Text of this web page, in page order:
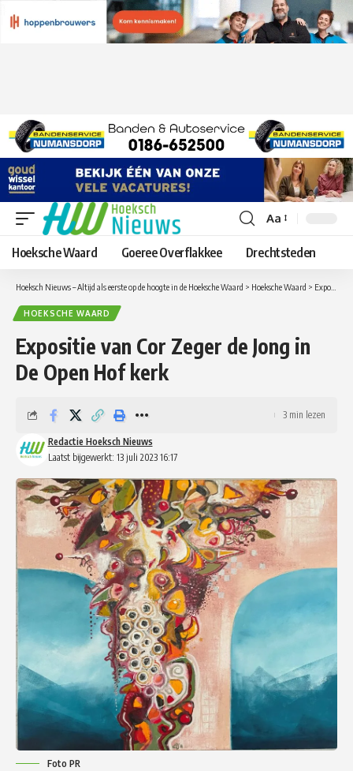
Lettergrootte
aanpassen
Aa
Hoeksche Waard Goeree Overflakkee Drechtsteden
Hoeksch Nieuws – Altijd als eerste op de hoogte in de Hoeksche Waard > Hoeksche Waard > Expositie van Cor Zeger de Jong in De Open Hof kerk
HOEKSCHE WAARD
Expositie van Cor Zeger de Jong in
De Open Hof kerk
Laatst bijgewerkt: 13 juli 2023 16:17
Redactie Hoeksch Nieuws
3 min lezen
Foto PR